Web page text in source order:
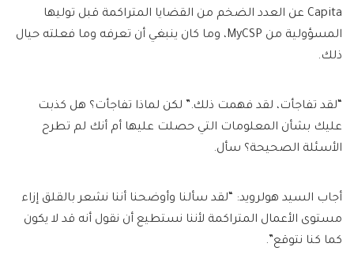
Capita عن العدد الضخم من القضايا المتراكمة قبل توليها
المسؤولية من MyCSP، وما كان ينبغي أن تعرفه وما فعلته حيال
ذلك.
“لقد تفاجأت، لقد فهمت ذلك.” لكن لماذا تفاجأت؟ هل كذبت
عليك بشأن المعلومات التي حصلت عليها أم أنك لم تطرح
الأسئلة الصحيحة؟ سأل.
أجاب السيد هولرويد: “لقد سألنا وأوضحنا أننا نشعر بالقلق إزاء
مستوى الأعمال المتراكمة لأننا نستطيع أن نقول أنه قد لا يكون
كما كنا نتوقع”.